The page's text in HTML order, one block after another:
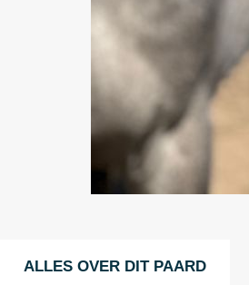
ALLES OVER DIT PAARD